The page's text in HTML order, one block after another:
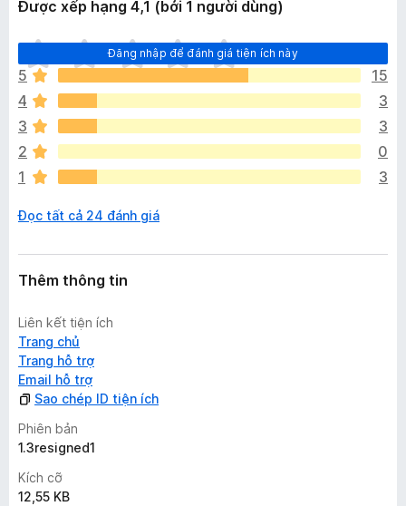
Được xếp hạng 4,1 (bởi 1 người dùng)
Đăng nhập để đánh giá tiện ích này
C
h
ư
a
c
ó
x
ế
h
n
g
à
o
5
15
4
3
3
3
2
0
1
3
Đọc tất cả 24 đánh giá
Thêm thông tin
Liên kết tiện ích
Trang chủ
Trang hỗ trợ
Email hỗ trợ
Sao chép ID tiện ích
Phiên bản
1.3resigned1
Kích cỡ
12,55 KB